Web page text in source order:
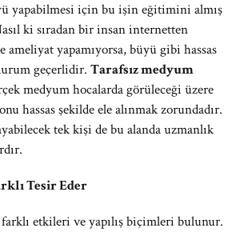
yapabilmesi için bu işin eğitimini almış
ki sıradan bir insan internetten
yapamıyorsa, büyü gibi hassas
geçerlidir. Tarafsız medyum
medyum hocalarda görüleceği üzere
hassas şekilde ele alınmak zorundadır.
tek kişi de bu alanda uzmanlık
Tesir Eder
etkileri ve yapılış biçimleri bulunur.